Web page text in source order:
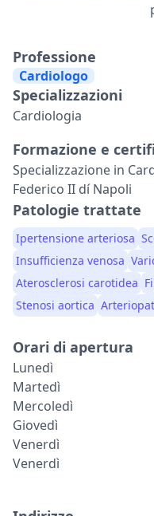
Professione
Cardiologo
Specializzazioni
Cardiologia
Formazione e
Specializzazione in
Federico II dí Napoli
Patologie trattate
Ipertensione arteriosa
Insufficienza venosa
Aterosclerosi carotidea
Stenosi aortica
Orari di apertura
Lunedì
Martedì
Mercoledì
Giovedì
Venerdì
Venerdì